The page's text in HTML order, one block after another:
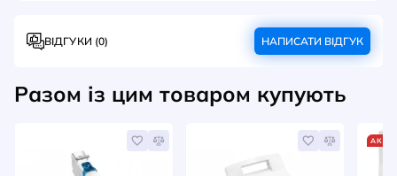
ВІДГУКИ (0) НАПИСАТИ ВІДГУК
Разом із цим товаром купують
АКЦІЯ